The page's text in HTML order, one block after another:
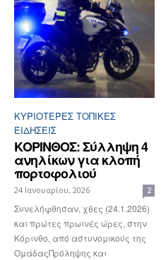
ΚΥΡΙΌΤΕΡΕΣ ΤΟΠΙΚΈΣ
ΕΙΔΉΣΕΙΣ
ΚΟΡΙΝΘΟΣ: Σύλληψη 4
ανηλίκων για κλοπή
πορτοφολιού
24 Ιανουαρίου, 2026 2
Συνελήφθησαν, χθες (24.1.2026)
και πρώτες πρωινές ώρες, στην
Κόρινθο, από αστυνομικούς της
ΟμάδαςΠρόληψης και